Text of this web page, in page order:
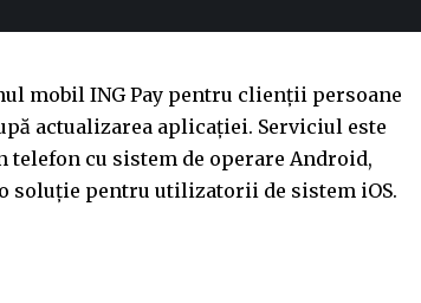
mobil ING Pay pentru clienții persoane
actualizarea aplicației. Serviciul este
cu sistem de operare Android,
soluție pentru utilizatorii de sistem iOS.